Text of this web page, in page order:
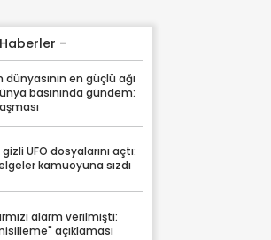
-
en güçlü ağı
basınında gündem:
UFO dosyalarını açtı:
kamuoyuna sızdı
alarm verilmişti:
açıklaması